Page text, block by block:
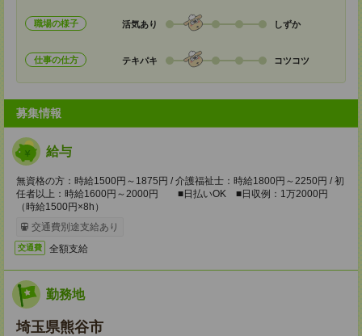
職場の様子 活気あり しずか
仕事の仕方 テキパキ コツコツ
募集情報
給与
無資格の方：時給1500円～1875円 / 介護福祉士：時給1800円～2250円 / 初
任者以上：時給1600円～2000円 ■日払いOK ■日収例：1万2000円
（時給1500円×8h）
交通費別途支給あり
交通費 全額支給
勤務地
埼玉県熊谷市